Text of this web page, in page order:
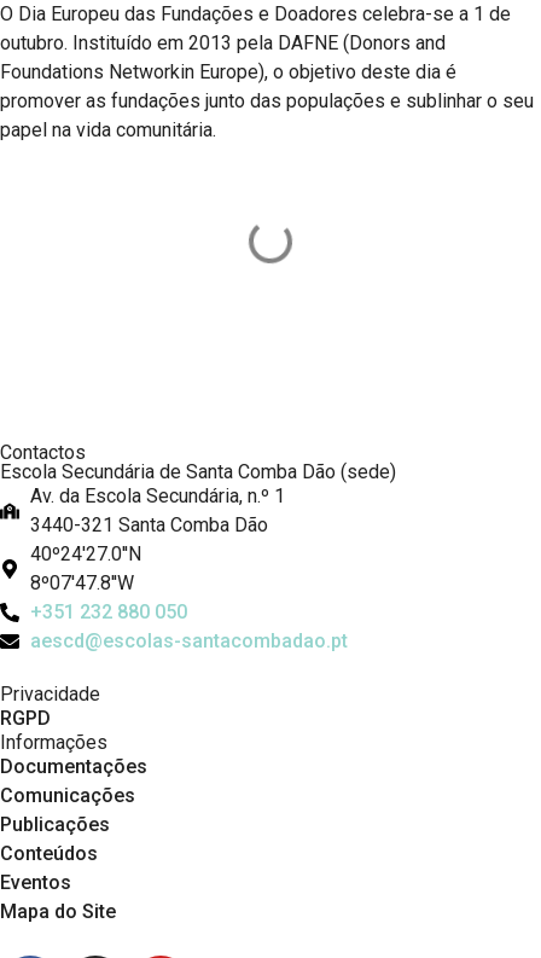
O Dia Europeu das Fundações e Doadores celebra-se a 1 de
outubro. Instituído em 2013 pela DAFNE (Donors and
Foundations Networkin Europe), o objetivo deste dia é
promover as fundações junto das populações e sublinhar o seu
papel na vida comunitária.
Contactos
Escola Secundária de Santa Comba Dão (sede)
Av. da Escola Secundária, n.º 1
3440-321 Santa Comba Dão
40º24'27.0''N
8º07'47.8''W
+351 232 880 050
aescd@escolas-santacombadao.pt
Privacidade
RGPD
Informações
Documentações
Comunicações
Publicações
Conteúdos
Eventos
Mapa do Site